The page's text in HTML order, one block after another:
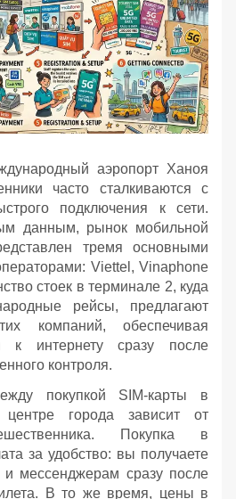
аэропорт Ханоя
часто сталкиваются с
подключения к сети.
данным, рынок мобильной
тремя основными
Viettel, Vinaphone
стоек в терминале 2, куда
рейсы, предлагают
компаний, обеспечивая
к интернету сразу после
контроля.
покупкой SIM-карты в
города зависит от
Покупка в
за удобство: вы получаете
и мессенджерам сразу после
В то же время, цены в